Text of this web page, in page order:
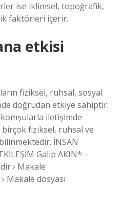
ise iklimsel, topoğrafik,
faktörleri içerir.
etkisi
fiziksel, ruhsal, sosyal
doğrudan etkiye sahiptir.
iletişimde
fiziksel, ruhsal ve
İNSAN
Galip AKIN* –
› Makale
Makale dosyası